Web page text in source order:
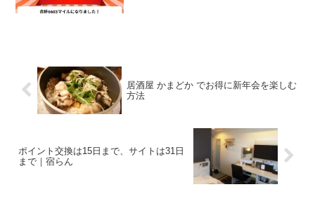
居酒屋 かまどか でお得に新年会を楽しむ
方法
ポイント交換は15日まで、サイトは31日
まで｜宿らん